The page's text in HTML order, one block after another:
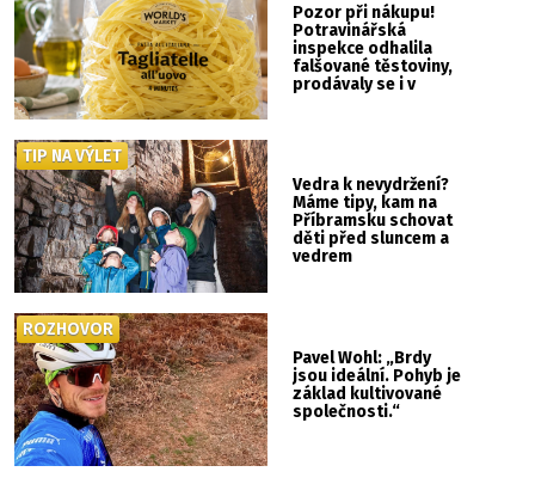
Pozor při nákupu!
Potravinářská
inspekce odhalila
falšované těstoviny,
prodávaly se i v
Vedra k nevydržení?
Máme tipy, kam na
Příbramsku schovat
děti před sluncem a
vedrem
TIP NA VÝLET
Pavel Wohl: „Brdy
jsou ideální. Pohyb je
základ kultivované
společnosti.“
ROZHOVOR